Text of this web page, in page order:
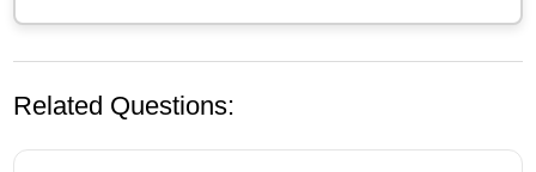
Related Questions: